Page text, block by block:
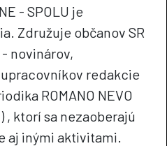
- SPOLU je
Združuje občanov SR
novinárov,
redakcie
ROMANO NEVO
, ktorí sa nezaoberajú
aj inými aktivitami.